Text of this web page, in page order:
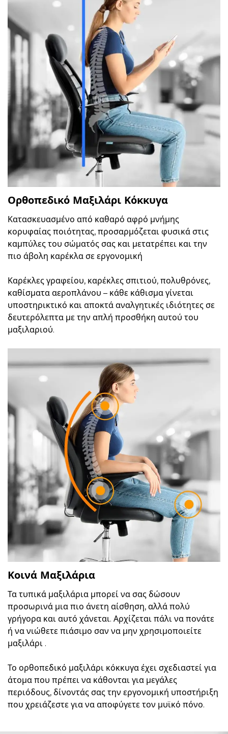
Ορθοπεδικό Μαξιλάρι Κόκκυγα
Κατασκευασμένο από καθαρό αφρό μνήμης
κορυφαίας ποιότητας, προσαρμόζεται φυσικά στις
καμπύλες του σώματός σας και μετατρέπει και την
πιο άβολη καρέκλα σε εργονομική
Καρέκλες γραφείου, καρέκλες σπιτιού, πολυθρόνες,
καθίσματα αεροπλάνου – κάθε κάθισμα γίνεται
υποστηρικτικό και αποκτά αναλγητικές ιδιότητες σε
δευτερόλεπτα με την απλή προσθήκη αυτού του
μαξιλαριού.
Κοινά Μαξιλάρια
Τα τυπικά μαξιλάρια μπορεί να σας δώσουν
προσωρινά μια πιο άνετη αίσθηση, αλλά πολύ
γρήγορα και αυτό χάνεται. Αρχίζεται πάλι να πονάτε
ή να νιώθετε πιάσιμο σαν να μην χρησιμοποιείτε
μαξιλάρι .
Το ορθοπεδικό μαξιλάρι κόκκυγα έχει σχεδιαστεί για
άτομα που πρέπει να κάθονται για μεγάλες
περιόδους, δίνοντάς σας την εργονομική υποστήριξη
που χρειάζεστε για να αποφύγετε τον μυϊκό πόνο.